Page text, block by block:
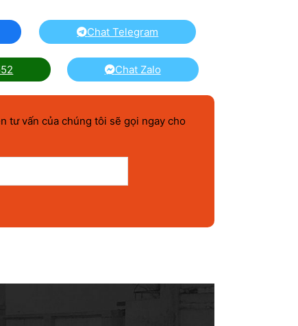
Chat Telegram
Chat Zalo
tư vấn của chúng tôi sẽ gọi ngay cho